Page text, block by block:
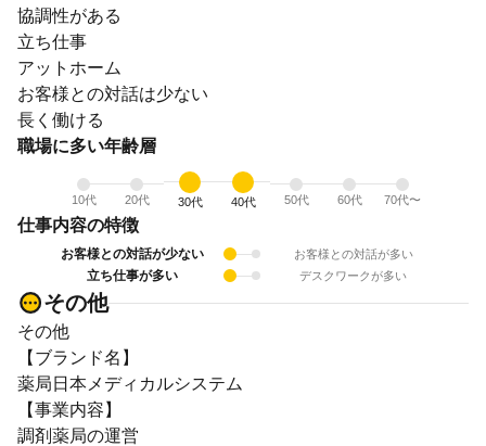
協調性がある
立ち仕事
アットホーム
お客様との対話は少ない
長く働ける
職場に多い年齢層
10代 20代 30代 40代 50代 60代 70代〜
仕事内容の特徴
お客様との対話が少ない お客様との対話が多い
立ち仕事が多い デスクワークが多い
その他
その他
【ブランド名】
薬局日本メディカルシステム
【事業内容】
調剤薬局の運営